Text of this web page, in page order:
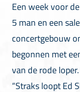
Een week voor
5 man en een
concertgebouw
begonnen met
van de rode
“Straks loopt Ed